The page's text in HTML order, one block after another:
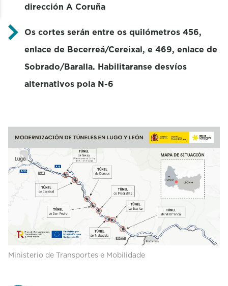
dirección A Coruña
Os cortes serán entre os quilómetros 456,
enlace de Becerreá/Cereixal, e 469, enlace de
Sobrado/Baralla. Habilitaranse desvíos
alternativos pola N-6
Ministerio de Transportes e Mobilidade